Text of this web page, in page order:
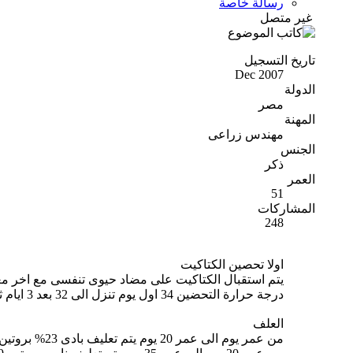
رسالة خاصة
غير متصل
تاريخ التسجيل
Dec 2007
الدولة
مصر
المهنة
مهندس زراعى
الجنس
ذكر
العمر
51
المشاركات
248
اولا تحصين الكتاكيت
يتم استقبال الكتاكيت على مضاد حيوى تنفسى مع اخر
درجة حرارة التحضين 34 اول يوم تنزل الى 32 بعد 3 ايام ثم تنزل كل اسبوع بمعدل 1 الى 2 درجة مئوية
العلف
من عمر يوم الى عمر 20 يوم يتم تعليف بادى 23% بروتين او 21 % بروتين